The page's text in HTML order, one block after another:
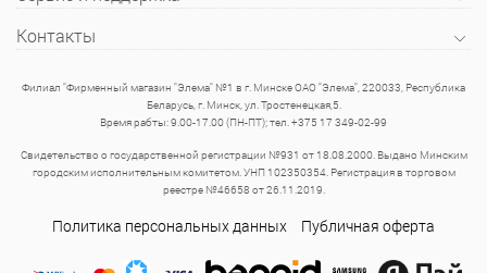
Контакты
Филиал "Фирменный магазин "Элема" №1 в г. Минске ОАО "Элема", 220033, Республика
Беларусь, г. Минск, ул. Тростенецкая,5.
Время рабты: 9.00-17.00 (ПН-ПТ); тел. +375 17 349-02-99
Свидетельство о государственной регистрации №931 от 18.08.2000. Выдано Минским
городским исполнительным комитетом. УНП 102350354. Регистрация в торговом
реестре №46658 от 26.11.2019.
Политика персональных данных Публичная оферта